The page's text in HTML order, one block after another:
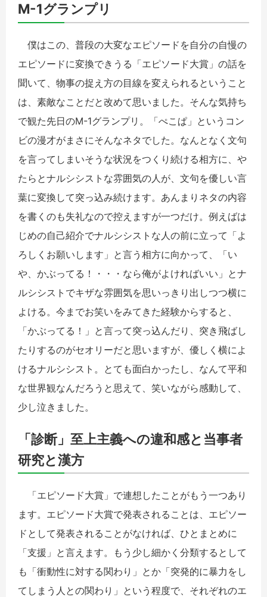
M-1グランプリ
僕はこの、普段の大変なエピソードを自分の自慢の
エピソードに変換できうる「エピソード大賞」の話を
聞いて、物事の捉え方の目線を変えられるということ
は、素敵なことだと改めて思いました。そんな気持ち
で観た先日のM-1グランプリ。「ぺこぱ」というコン
ビの漫才がまさにそんなネタでした。なんとなく文句
を言ってしまいそうな状況をつくり続ける相方に、や
たらとナルシシストな雰囲気の人が、文句を優しい言
葉に変換して突っ込み続けます。あんまりネタの内容
を書くのも失礼なので控えますが一つだけ。例えばは
じめの自己紹介でナルシシストな人の前に立って「よ
ろしくお願いします」と言う相方に向かって、「い
や、かぶってる！・・・なら俺がよければいい」とナ
ルシシストでキザな雰囲気を思いっきり出しつつ横に
よける。今までお笑いをみてきた経験からすると、
「かぶってる！」と言って突っ込んだり、突き飛ばし
たりするのがセオリーだと思いますが、優しく横によ
けるナルシシスト。とても面白かったし、なんて平和
な世界観なんだろうと思えて、笑いながら感動して、
少し泣きました。
「診断」至上主義への違和感と当事者
研究と漢方
「エピソード大賞」で連想したことがもう一つあり
ます。エピソード大賞で発表されることは、エピソー
ドとして発表されることがなければ、ひとまとめに
「支援」と言えます。もう少し細かく分類するとして
も「衝動性に対する関わり」とか「突発的に暴力をし
てしまう人との関わり」という程度で、それぞれのエ